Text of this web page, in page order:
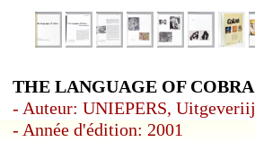
THE LANGUAGE OF COBRA
- Auteur: UNIEPERS, Uitgeveriij
- Année d'édition: 2001